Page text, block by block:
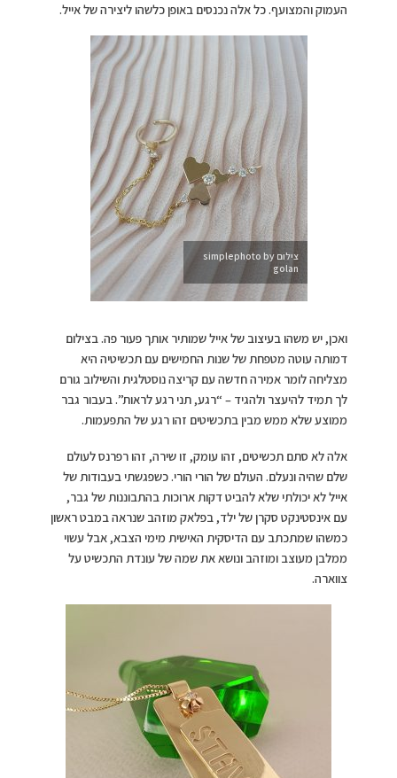
העמוק והמצועף. כל אלה נכנסים באופן כלשהו ליצירה של אייל.
צילום simplephoto by
golan
ואכן, יש משהו בעיצוב של אייל שמותיר אותך פעור פה. בצילום
דמותה עוטה מטפחת של שנות החמישים עם תכשיטיה היא
מצליחה לומר אמירה חדשה עם קריצה נוסטלגית והשילוב גורם
לך תמיד להיעצר ולהגיד – “רגע, תני רגע לראות”. בעבור גבר
ממוצע שלא ממש מבין בתכשיטים זהו רגע של התפעמות.
אלה לא סתם תכשיטים, זהו עומק, זו שירה, זהו רפרנס לעולם
שלם שהיה ונעלם. העולם של הורי הורי. כשפגשתי בעבודות של
אייל לא יכולתי שלא להביט דקות ארוכות בהתבוננות של גבר,
עם אינסטינקט סקרן של ילד, בפלאק מוזהב שנראה במבט ראשון
כמשהו שמתכתב עם הדיסקית האישית מימי הצבא, אבל עשוי
ממלבן מעוצב ומוזהב ונושא את שמה של עונדת התכשיט על
צווארה.